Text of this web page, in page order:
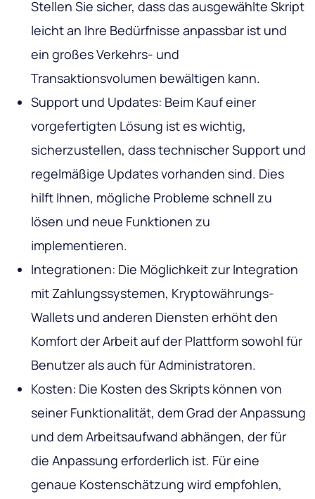
Stellen Sie sicher, dass das ausgewählte Skript
leicht an Ihre Bedürfnisse anpassbar ist und
ein großes Verkehrs- und
Transaktionsvolumen bewältigen kann.
Support und Updates: Beim Kauf einer
vorgefertigten Lösung ist es wichtig,
sicherzustellen, dass technischer Support und
regelmäßige Updates vorhanden sind. Dies
hilft Ihnen, mögliche Probleme schnell zu
lösen und neue Funktionen zu
implementieren.
Integrationen: Die Möglichkeit zur Integration
mit Zahlungssystemen, Kryptowährungs-
Wallets und anderen Diensten erhöht den
Komfort der Arbeit auf der Plattform sowohl für
Benutzer als auch für Administratoren.
Kosten: Die Kosten des Skripts können von
seiner Funktionalität, dem Grad der Anpassung
und dem Arbeitsaufwand abhängen, der für
die Anpassung erforderlich ist. Für eine
genaue Kostenschätzung wird empfohlen,